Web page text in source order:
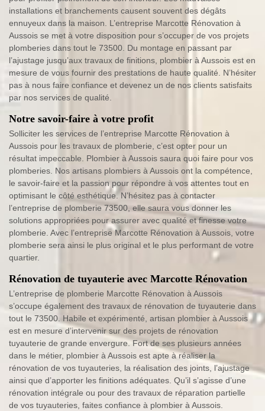
installations et branchements causent souvent des dégâts
ennuyeux dans la maison. L’entreprise Marcotte Rénovation à
Aussois se met à votre disposition pour s’occuper de vos projets
plomberies dans tout le 73500. Du montage en passant par
l’ajustage jusqu’aux travaux de finitions, plombier à Aussois est en
mesure de vous fournir des prestations de haute qualité. N’hésiter
pas à nous faire confiance et devenez un de nos clients satisfaits
par nos services de qualité.
Notre savoir-faire à votre profit
Solliciter les services de l’entreprise Marcotte Rénovation à
Aussois pour les travaux de plomberie, c’est opter pour un
résultat impeccable. Plombier à Aussois saura quoi faire pour vos
plomberies. Nos artisans plombiers à Aussois ont la compétence,
le savoir-faire et la passion pour répondre à vos attentes tout en
optimisant le côté esthétique. N’hésitez pas à contacter
l’entreprise de plomberie 73500, elle saura vous donner les
solutions appropriées pour assurer avec qualité et finesse votre
plomberie. Avec l’entreprise Marcotte Rénovation à Aussois, votre
plomberie sera ainsi le plus original et le plus performant de votre
quartier.
Rénovation de tuyauterie avec Marcotte Rénovation
L’entreprise de plomberie Marcotte Rénovation à Aussois
s’occupe également des travaux de rénovation de tuyauterie dans
tout le 73500. Habile et expérimenté, artisan plombier à Aussois
est en mesure d’intervenir sur des projets de rénovation
tuyauterie de grande envergure. Fort de ses plusieurs années
dans le métier, plombier à Aussois est apte à réaliser la
rénovation de vos tuyauteries, la réalisation des joints, l’ajustage
ainsi que d’apporter les finitions adéquates. Qu’il s’agisse d’une
rénovation intégrale ou pour des travaux de réparation partielle
de vos tuyauteries, faites confiance à plombier à Aussois.